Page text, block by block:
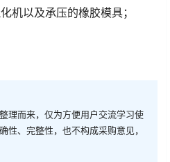
机以及承压的橡胶模具；
理而来，仅为方便用户交流学习使
性、完整性，也不构成采购意见，